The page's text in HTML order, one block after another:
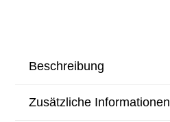
Beschreibung
Zusätzliche Informationen